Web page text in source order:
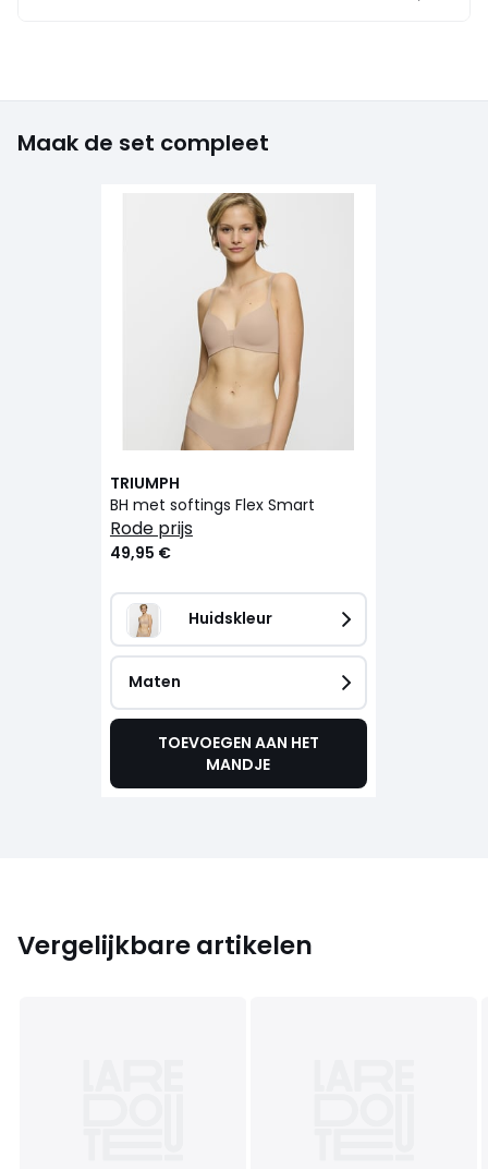
Maak de set compleet
TRIUMPH
BH met softings Flex Smart
rode prijs
49,95 €
Huidskleur
Maten
TOEVOEGEN AAN HET
MANDJE
Vergelijkbare artikelen